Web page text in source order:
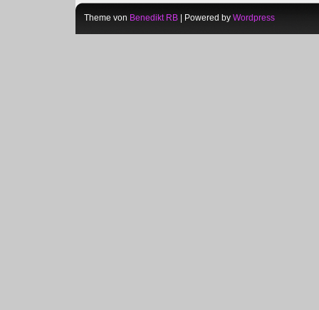
Theme von Benedikt RB | Powered by Wordpress